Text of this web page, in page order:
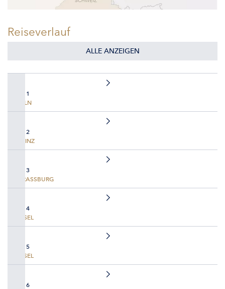
Reiseverlauf
ALLE ANZEIGEN
TAG 1
KÖLN
TAG 2
MAINZ
TAG 3
STRASSBURG
TAG 4
BASEL
TAG 5
BASEL
TAG 6